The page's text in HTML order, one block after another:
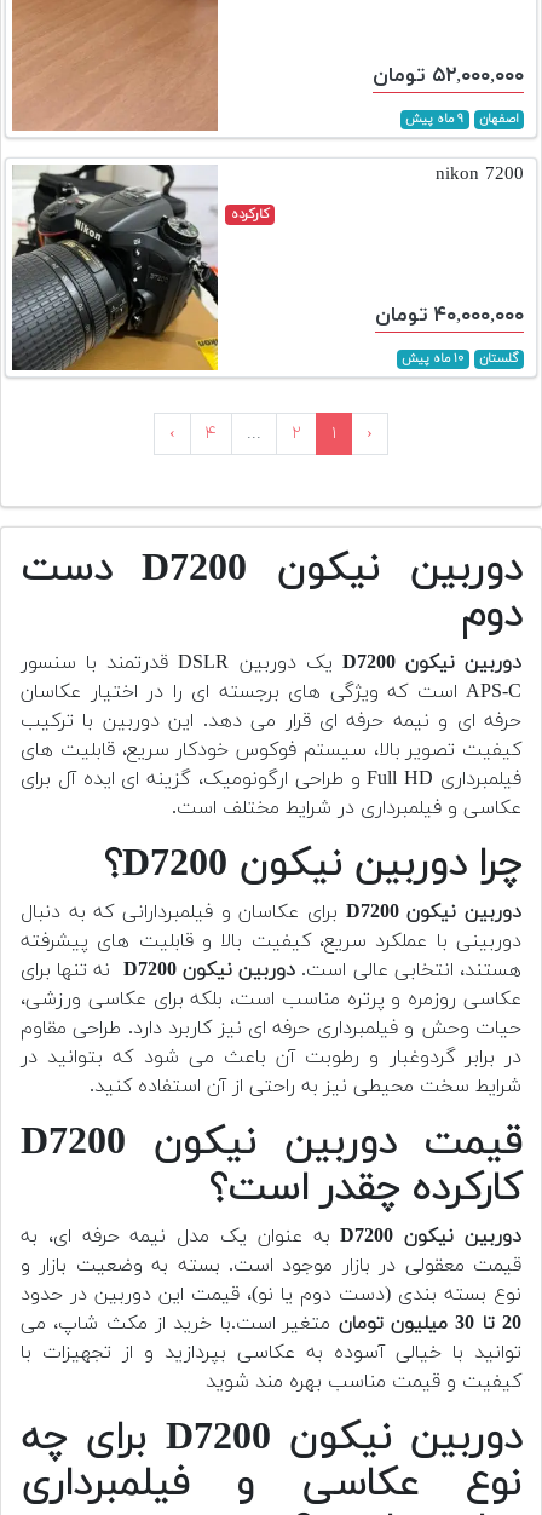
۵۲,۰۰۰,۰۰۰ تومان
اصفهان ۹ ماه پیش
7200 nikon
کارکرده
۴۰,۰۰۰,۰۰۰ تومان
گلستان ۱۰ ماه پیش
‹ ۱ ۲ ... ۴ ›
دوربین نیکون D7200 دست
دوم
دوربین نیکون D7200
یک دوربین DSLR قدرتمند با سنسور
APS-C است که ویژگی های برجسته ای را در اختیار عکاسان
حرفه ای و نیمه حرفه ای قرار می دهد. این دوربین با ترکیب
کیفیت تصویر بالا، سیستم فوکوس خودکار سریع، قابلیت های
فیلمبرداری Full HD و طراحی ارگونومیک، گزینه ای ایده آل برای
عکاسی و فیلمبرداری در شرایط مختلف است.
چرا دوربین نیکون D7200؟
دوربین نیکون D7200
برای عکاسان و فیلمبردارانی که به دنبال
دوربینی با عملکرد سریع، کیفیت بالا و قابلیت های پیشرفته
هستند، انتخابی عالی است. دوربین نیکون D7200
نه تنها برای
عکاسی روزمره و پرتره مناسب است، بلکه برای عکاسی ورزشی،
حیات وحش و فیلمبرداری حرفه ای نیز کاربرد دارد. طراحی مقاوم
در برابر گردوغبار و رطوبت آن باعث می شود که بتوانید در
شرایط سخت محیطی نیز به راحتی از آن استفاده کنید.
قیمت دوربین نیکون D7200
کارکرده چقدر است؟
دوربین نیکون D7200
به عنوان یک مدل نیمه حرفه ای، به
قیمت معقولی در بازار موجود است. بسته به وضعیت بازار و
نوع بسته بندی (دست دوم یا نو)، قیمت این دوربین در حدود
20 تا 30 میلیون تومان
متغیر است.با خرید از مکث شاپ، می
توانید با خیالی آسوده به عکاسی بپردازید و از تجهیزات با
کیفیت و قیمت مناسب بهره مند شوید
دوربین نیکون D7200 برای چه
نوع عکاسی و فیلمبرداری